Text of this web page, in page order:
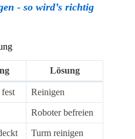
- so wird’s richtig
Lösung
Reinigen
Roboter befreien
Turm reinigen